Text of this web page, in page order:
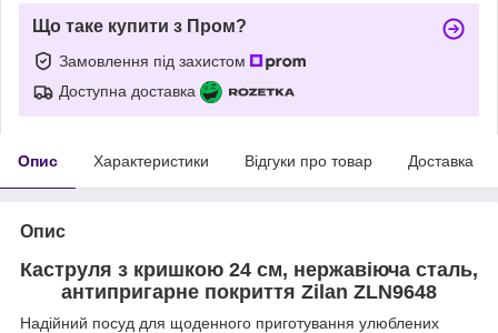
Що таке купити з Пром?
Замовлення під захистом
Доступна доставка
Опис Характеристики Відгуки про товар Доставка
Опис
Каструля з кришкою 24 см, нержавіюча сталь,
антипригарне покриття Zilan ZLN9648
Надійний посуд для щоденного приготування улюблених